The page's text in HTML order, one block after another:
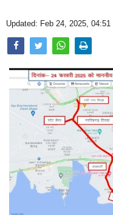
Photo Gallery
Home
Updated: Feb 24, 2025,